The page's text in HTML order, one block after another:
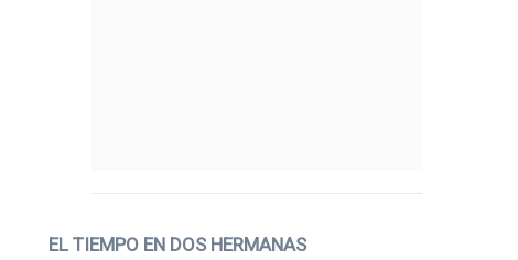
EL TIEMPO EN DOS HERMANAS